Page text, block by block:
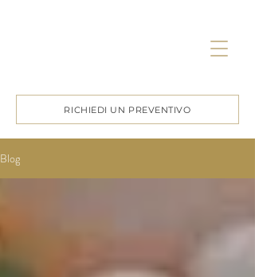
RICHIEDI UN PREVENTIVO
Blog